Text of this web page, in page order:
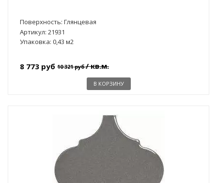
Поверхность: Глянцевая
Артикул: 21931
Упаковка: 0,43 м2
8 773 руб 10 321 руб/ кв.м.
В КОРЗИНУ